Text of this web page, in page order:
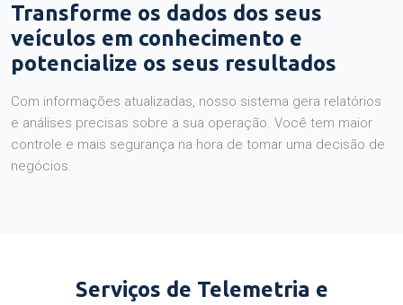
Transforme os dados dos seus
veículos em conhecimento e
potencialize os seus resultados
Com informações atualizadas, nosso sistema gera relatórios
e análises precisas sobre a sua operação. Você tem maior
controle e mais segurança na hora de tomar uma decisão de
negócios.
Serviços de Telemetria e